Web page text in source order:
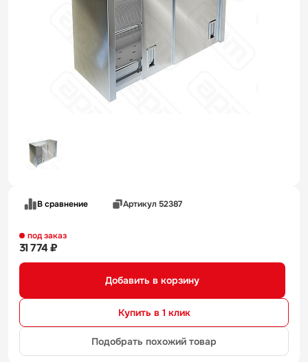
В сравнение Артикул 52387
под заказ
31 774 ₽
Добавить в корзину
Купить в 1 клик
Подобрать похожий товар